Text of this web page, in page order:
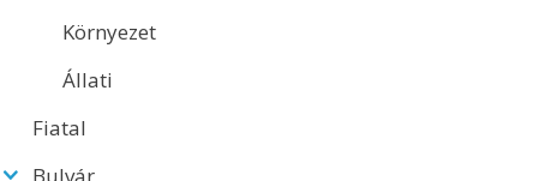
Környezet
Állati
Fiatal
Bulvár